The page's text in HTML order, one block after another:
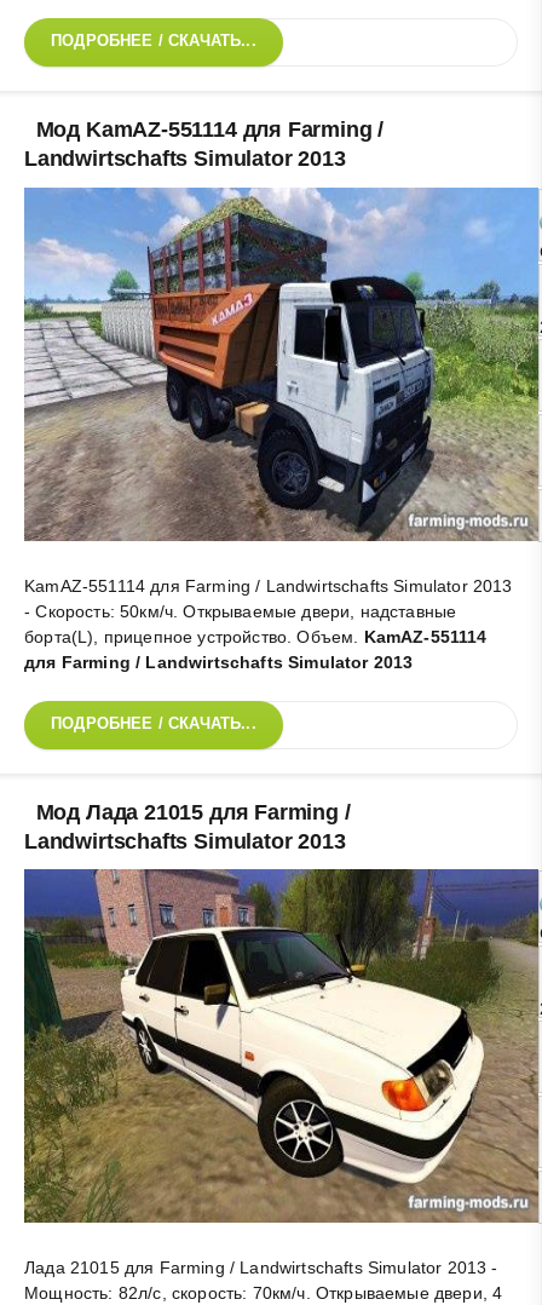
ПОДРОБНЕЕ / СКАЧАТЬ...
Мод KamAZ-551114 для Farming /
Landwirtschafts Simulator 2013
KamAZ-551114 для Farming / Landwirtschafts Simulator 2013
- Скорость: 50км/ч. Открываемые двери, надставные
борта(L), прицепное устройство. Объем
KamAZ-551114
для Farming / Landwirtschafts Simulator 2013
ПОДРОБНЕЕ / СКАЧАТЬ...
Мод Лада 21015 для Farming /
Landwirtschafts Simulator 2013
Лада 21015 для Farming / Landwirtschafts Simulator 2013 -
Мощность: 82л/c, скорость: 70км/ч. Открываемые двери, 4